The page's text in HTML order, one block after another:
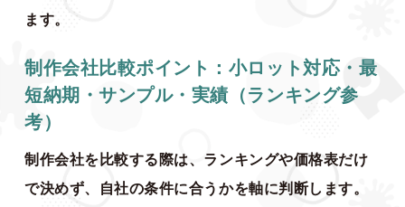
ます。
制作会社比較ポイント：小ロット対応・最
短納期・サンプル・実績（ランキング参
考）
制作会社を比較する際は、ランキングや価格表だけ
で決めず、自社の条件に合うかを軸に判断します。